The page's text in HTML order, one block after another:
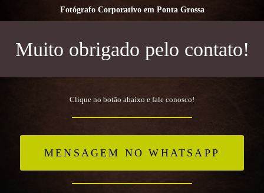
Fotógrafo Corporativo em Ponta Grossa
Muito obrigado pelo contato!
Clique no botão abaixo e fale conosco!
MENSAGEM NO WHATSAPP